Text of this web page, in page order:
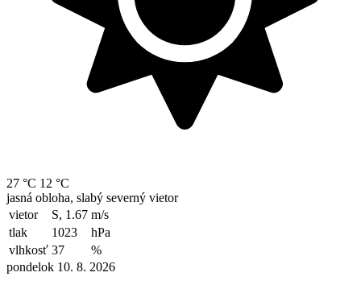
27 °C 12 °C
jasná obloha, slabý severný vietor
vietor
S, 1.67 m/s
tlak
1023
hPa
vlhkosť 37
%
pondelok 10. 8. 2026